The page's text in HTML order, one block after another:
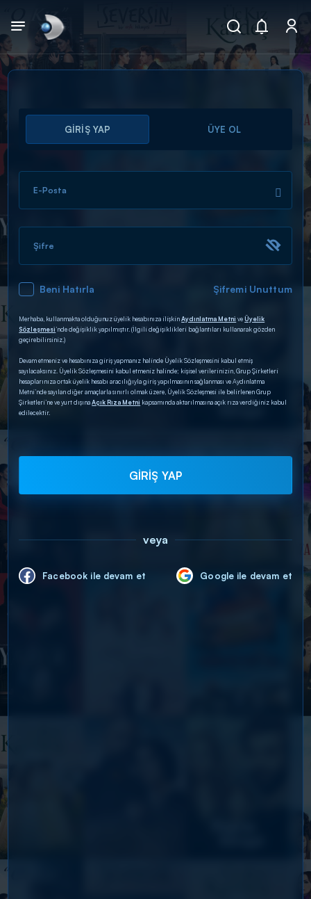
Arama
ARAMA SONUÇLARI
DİĞER SONUÇLAR
GİRİŞ YAP ÜYE OL
E-Posta
Şifre
Beni Hatırla Şifremi Unuttum
Merhaba, kullanmakta olduğunuz üyelik hesabınıza ilişkinAydınlatma Metni veÜyelik
Sözleşmesi’nde değişiklik yapılmıştır. (İlgili değişiklikleri bağlantıları kullanarak gözden
geçirebilirsiniz.)
Devam etmeniz ve hesabınıza giriş yapmanız halinde Üyelik Sözleşmesini kabul etmiş
sayılacaksınız. Üyelik Sözleşmesini kabul etmeniz halinde; kişisel verilerinizin, Grup Şirketleri
hesaplarınıza ortak üyelik hesabı aracılığıyla giriş yapılmasının sağlanması ve Aydınlatma
Metni’nde sayılan diğer amaçlarla sınırlı olmak üzere, Üyelik Sözleşmesi ile belirlenen Grup
Şirketleri’ne ve yurt dışınaAçık Rıza Metni kapsamında aktarılmasına açık rıza verdiğiniz kabul
edilecektir.
GİRİŞ YAP
veya
Facebook ile devam et Google ile devam et